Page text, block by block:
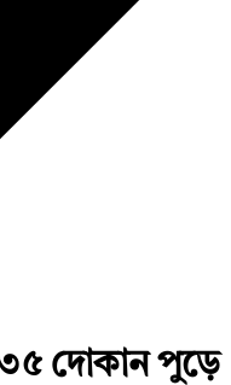
দোকান পুড়ে